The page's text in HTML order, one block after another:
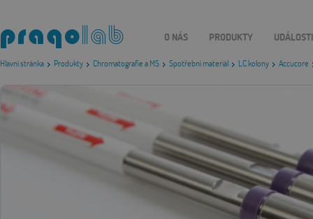
Hlavní stránka Produkty Chromatografie a MS Spotřební materiál LC kolony Accucore
O NÁS PRODUKTY UDÁLOSTI